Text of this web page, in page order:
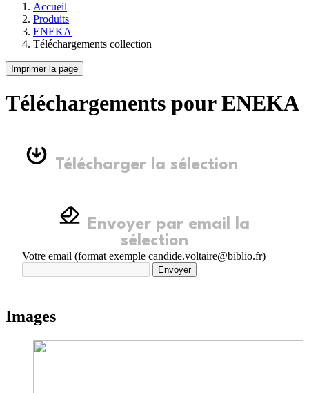
Accueil
Produits
ENEKA
Téléchargements collection
Imprimer la page
Téléchargements pour ENEKA
Télécharger la sélection
sélection
Votre email (format exemple candide.voltaire@biblio.fr)
Envoyer
Images